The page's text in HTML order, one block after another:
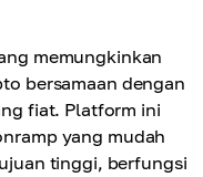
memungkinkan
bersamaan dengan
fiat. Platform ini
yang mudah
tinggi, berfungsi